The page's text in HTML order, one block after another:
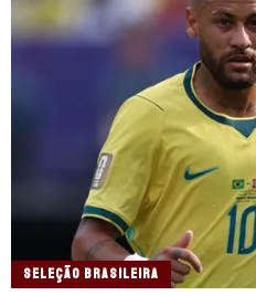
SELEÇÃO BRASILEIRA